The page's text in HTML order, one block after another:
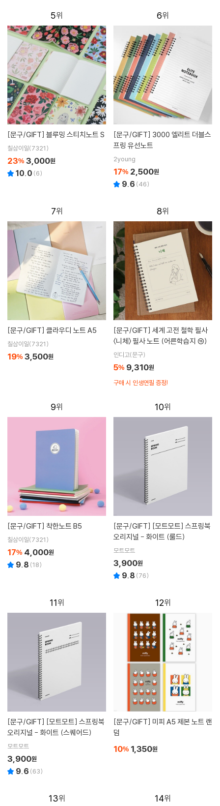
5
[문구/GIFT] 블루밍 스티치노트 S
칠삼이일(7321)
23% 3,000원
10.0 (6)
6
[문구/GIFT]
프링 유선노트
2young
17% 2,500원
9.6 (46)
7
[문구/GIFT] 클라우디 노트 A5
칠삼이일(7321)
19% 3,500원
8
[문구/GIFT]
〈니체〉 필사 노트 (어른학습지 ⑮)
인디고(문구)
구매 시 인생연필 증정!
5% 9,310원
9
[문구/GIFT] 착한노트 B5
칠삼이일(7321)
17% 4,000원
9.8 (18)
10
[문구/GIFT]
오리지널 - 화이트 (룰드)
모트모트
3,900원
9.8 (76)
11
[문구/GIFT]
오리지널 - 화이트 (스퀘어드)
모트모트
3,900원
9.6 (63)
12
[문구/GIFT]
덤
10% 1,350원
13 14